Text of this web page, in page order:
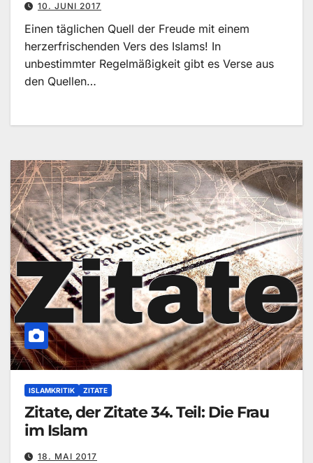
10. JUNI 2017
Einen täglichen Quell der Freude mit einem
herzerfrischenden Vers des Islams! In
unbestimmter Regelmäßigkeit gibt es Verse aus
den Quellen…
ISLAMKRITIK ZITATE
Zitate, der Zitate 34. Teil: Die Frau
im Islam
18. MAI 2017